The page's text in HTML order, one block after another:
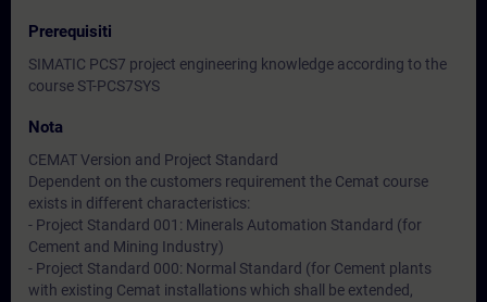
Prerequisiti
SIMATIC PCS7 project engineering knowledge according to the
course ST-PCS7SYS
Nota
CEMAT Version and Project Standard
Dependent on the customers requirement the Cemat course
exists in different characteristics:
- Project Standard 001: Minerals Automation Standard (for
Cement and Mining Industry)
- Project Standard 000: Normal Standard (for Cement plants
with existing Cemat installations which shall be extended,